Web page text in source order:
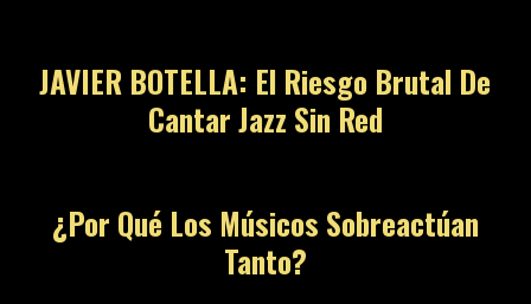
JAVIER BOTELLA: El Riesgo Brutal De
Cantar Jazz Sin Red
¿Por Qué Los Músicos Sobreactúan
Tanto?